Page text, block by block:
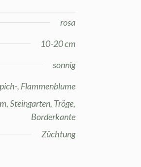
rosa
10-20 cm
sonnig
, Flammenblume
Steingarten, Tröge,
Borderkante
Züchtung